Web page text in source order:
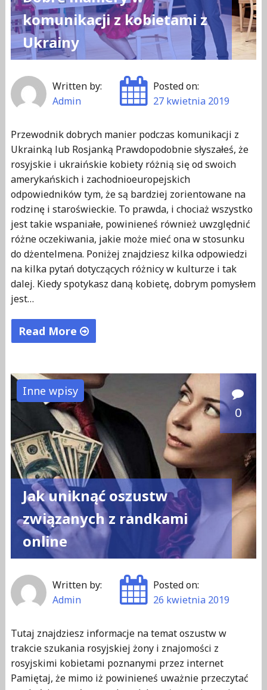
komunikacji z kobietami z
Ukrainy
Written by:
Admin
Posted on:
27 kwietnia 2019
Przewodnik dobrych manier podczas komunikacji z
Ukrainką lub Rosjanką Prawdopodobnie słyszałeś, że
rosyjskie i ukraińskie kobiety różnią się od swoich
amerykańskich i zachodnioeuropejskich
odpowiedników tym, że są bardziej zorientowane na
rodzinę i staroświeckie. To prawda, i chociaż wszystko
jest takie wspaniałe, powinieneś również uwzględnić
różne oczekiwania, jakie może mieć ona w stosunku
do dżentelmena. Poniżej znajdziesz kilka odpowiedzi
na kilka pytań dotyczących różnicy w kulturze i tak
dalej. Kiedy spotykasz daną kobietę, dobrym pomysłem
jest…
Read More
w
komunikacji
z
kobietami
z
Ukrainy"
Inne wpisy
0
Jak uniknąć oszustw
związanych z randkami
online
Written by:
Admin
Posted on:
26 kwietnia 2019
Tutaj znajdziesz informacje na temat oszustw w
trakcie szukania rosyjskiej żony i znajomości z
rosyjskimi kobietami poznanymi przez internet
Pamiętaj, że mimo iż powinieneś uważnie przeczytać